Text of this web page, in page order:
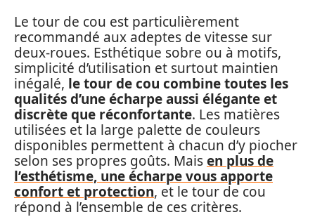
Le tour de cou est particulièrement
recommandé aux adeptes de vitesse sur
deux-roues. Esthétique sobre ou à motifs,
simplicité d’utilisation et surtout maintien
inégalé, le tour de cou combine toutes les
qualités d’une écharpe aussi élégante et
discrète que réconfortante. Les matières
utilisées et la large palette de couleurs
disponibles permettent à chacun d’y piocher
selon ses propres goûts. Maisen plus de
l’esthétisme, une écharpe vous apporte
confort et protection, et le tour de cou
répond à l’ensemble de ces critères.